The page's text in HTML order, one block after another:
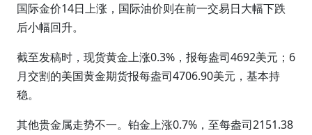
国际金价14日上涨，国际油价则在前一交易日大幅下跌
后小幅回升。
截至发稿时，现货黄金上涨0.3%，报每盎司4692美元；6
月交割的美国黄金期货报每盎司4706.90美元，基本持
稳。
其他贵金属走势不一。铂金上涨0.7%，至每盎司2151.38